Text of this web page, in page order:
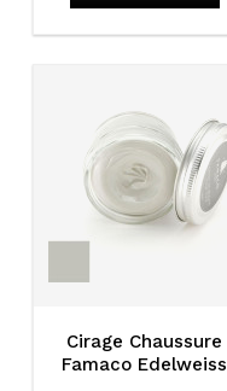
Cirage Chaussure
Famaco Edelweiss